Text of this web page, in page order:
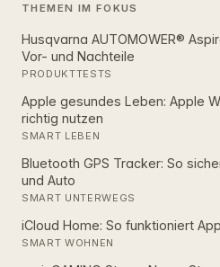
THEMEN IM FOKUS
Husqvarna AUTOMOWER®
Vor- und Nachteile
PRODUKTTESTS
Apple gesundes Leben: Apple
richtig nutzen
SMART LEBEN
Bluetooth GPS Tracker: So
und Auto
SMART UNTERWEGS
iCloud Home: So funktioniert
SMART WOHNEN